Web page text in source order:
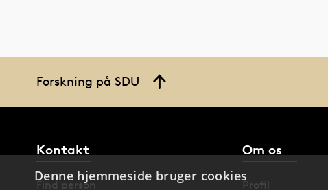
Forskning på SDU
Kontakt
Find person
Om os
Profil
Denne hjemmeside bruger cookies